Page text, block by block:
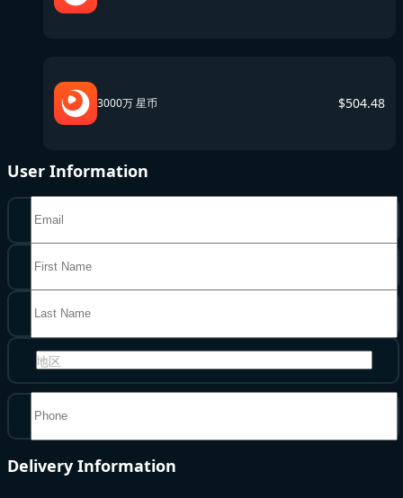
3000万 星币 $504.48
User Information
地区
Delivery Information